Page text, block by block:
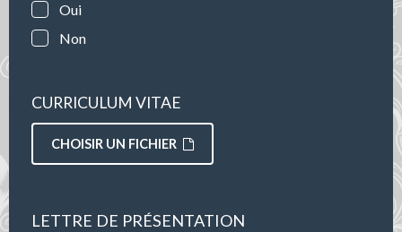
Oui
Non
CURRICULUM VITAE
CHOISIR UN FICHIER
LETTRE DE PRÉSENTATION